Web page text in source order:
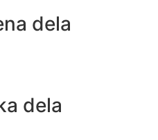
dela
dela